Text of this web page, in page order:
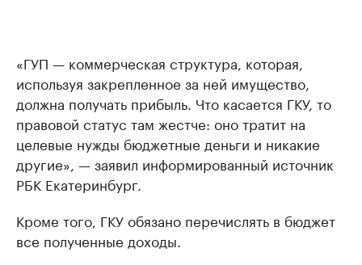
«ГУП — коммерческая структура, которая,
используя закрепленное за ней имущество,
должна получать прибыль. Что касается ГКУ, то
правовой статус там жестче: оно тратит на
целевые нужды бюджетные деньги и никакие
другие», — заявил информированный источник
РБК Екатеринбург.
Кроме того, ГКУ обязано перечислять в бюджет
все полученные доходы.